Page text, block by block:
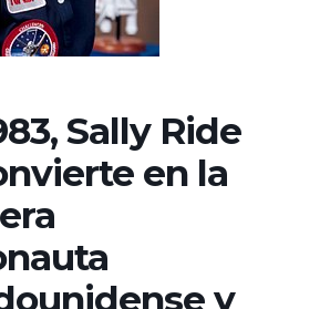
Sally Ride
en la
y